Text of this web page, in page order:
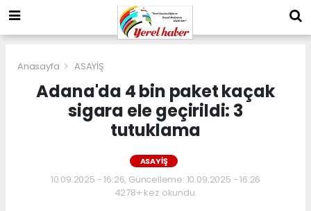
Anasayfa ASAYİŞ
Adana'da 4 bin paket kaçak
sigara ele geçirildi: 3
tutuklama
ASAYİŞ
10.09.2025 - 16:26, Güncelleme: 10.09.2025 - 16:26
4278+ kez okundu.